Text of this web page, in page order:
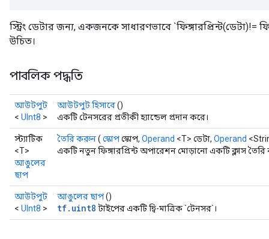
স্ট্রিং ডেটার জন্য, একজনকে সাধারণভাবে `ফিঙ্গারপ্রিন্ট(ডেটা)!=
উচিত।
পাবলিক পদ্ধতি
আউটপুট
< UInt8 >
আউটপুট হিসাবে()
একটি টেনসরের প্রতীকী হ্যান্ডেল প্রদান করে।
স্ট্যাটিক
<T>
আঙুলের
ছাপ
তৈরি করুন( স্কোপস্কোপ, Operand <T> ডেটা, Operand
একটি নতুন ফিঙ্গারপ্রিন্ট অপারেশন মোড়ানো একটি ক্লাস তৈরি
আউটপুট
< UInt8 >
আঙুলের ছাপ()
tf.uint8 টাইপের একটি দ্বি-মাত্রিক `টেনসর`।